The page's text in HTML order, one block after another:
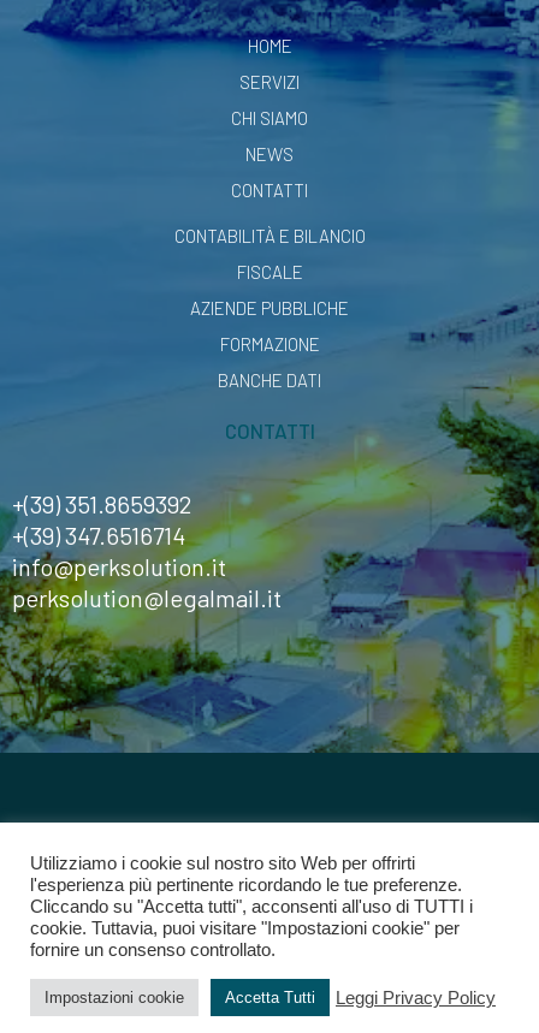
HOME
SERVIZI
CHI SIAMO
NEWS
CONTATTI
CONTABILITÀ E BILANCIO
FISCALE
AZIENDE PUBBLICHE
FORMAZIONE
BANCHE DATI
CONTATTI
+(39) 351.8659392
+(39) 347.6516714
info@perksolution.it
perksolution@legalmail.it
Privacy Policy
Utilizziamo i cookie sul nostro sito Web per offrirti
l'esperienza più pertinente ricordando le tue preferenze.
Cliccando su "Accetta tutti", acconsenti all'uso di TUTTI i
cookie. Tuttavia, puoi visitare "Impostazioni cookie" per
fornire un consenso controllato.
Impostazioni cookie Accetta Tutti Leggi Privacy Policy